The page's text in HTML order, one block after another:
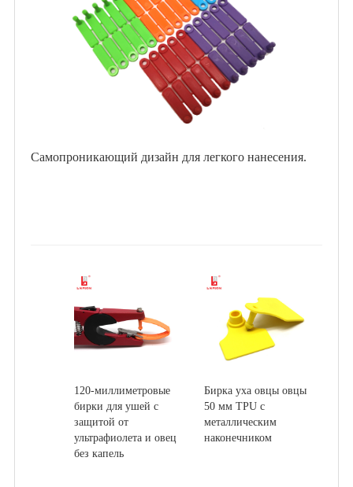
Самопроникающий дизайн для легкого нанесения.
120-миллиметровые
бирки для ушей с
защитой от
ультрафиолета и овец
без капель
Бирка уха овцы овцы
50 мм TPU с
металлическим
наконечником